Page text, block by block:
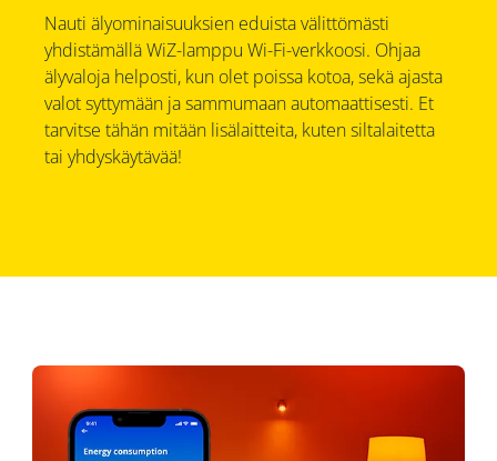
Nauti älyominaisuuksien eduista välittömästi
yhdistämällä WiZ-lamppu Wi-Fi-verkkoosi. Ohjaa
älyvaloja helposti, kun olet poissa kotoa, sekä ajasta
valot syttymään ja sammumaan automaattisesti. Et
tarvitse tähän mitään lisälaitteita, kuten siltalaitetta
tai yhdyskäytävää!